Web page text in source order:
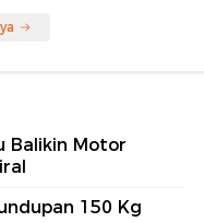
Balikin Motor
150 Kg